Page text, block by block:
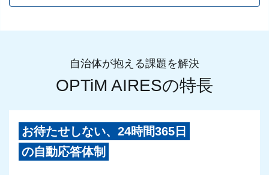
自治体が抱える課題を解決
OPTiM AIRESの特長
お待たせしない、24時間365日
の自動応答体制